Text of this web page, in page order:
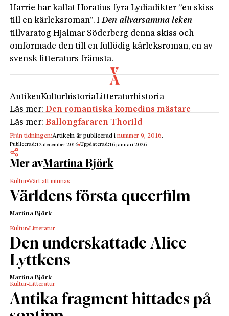
Harrie har kallat Horatius fyra Lydiadikter ”en skiss
till en kärleksroman”. IDen allvarsamma leken
tillvaratog Hjalmar Söderberg denna skiss och
omformade den till en fullödig kärleksroman, en av
svensk litteraturs främsta.
AntikenKulturhistoriaLitteraturhistoria
Läs mer:Den romantiska komedins mästare
Läs mer:Ballongfararen Thorild
Från tidningen:Artikeln är publicerad inummer 9, 2016.
Publicerad:12 december 2016 Uppdaterad:16 januari 2026
Mer avMartina Björk
Kultur Värt att minnas
Världens första queerfilm
Martina Björk
Kultur Litteratur
Den underskattade Alice
Lyttkens
Martina Björk
Kultur Litteratur
Antika fragment hittades på